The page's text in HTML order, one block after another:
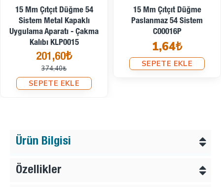
İndirimde
15 Mm Çıtçıt Düğme 54
Sistem Metal Kapaklı
Uygulama Aparatı - Çakma
Kalıbı KLP0015
201,60₺
374,40₺
SEPETE EKLE
15 Mm Çıtçıt Düğme
Paslanmaz 54 Sistem
C00016P
1,64₺
SEPETE EKLE
Ürün Bilgisi
Özellikler